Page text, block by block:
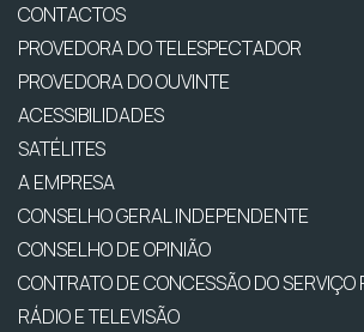
CONTACTOS
PROVEDORA DO TELESPECTADOR
PROVEDORA DO OUVINTE
ACESSIBILIDADES
SATÉLITES
A EMPRESA
CONSELHO GERAL INDEPENDENTE
CONSELHO DE OPINIÃO
CONTRATO DE CONCESSÃO DO SERVIÇO
RÁDIO E TELEVISÃO